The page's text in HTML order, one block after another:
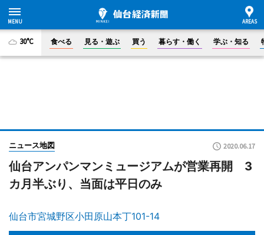
30°C 食べる 見る・遊ぶ 買う 暮らす・働く 学ぶ・知る
ニュース地図 2020.06.17
仙台アンパンマンミュージアムが営業再開 3
カ月半ぶり、当面は平日のみ
仙台市宮城野区小田原山本丁101-14